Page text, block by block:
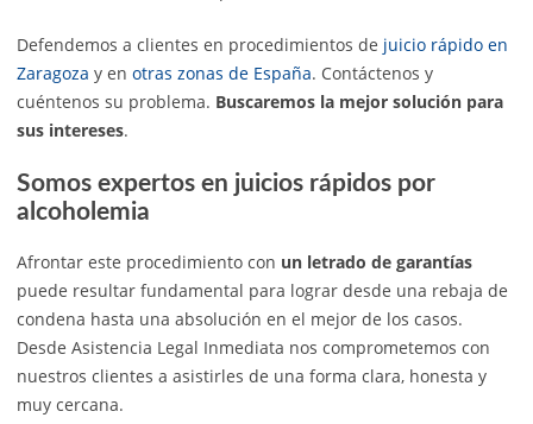
Defendemos a clientes en procedimientos de juicio rápido en
Zaragoza y en otras zonas de España. Contáctenos y
cuéntenos su problema. Buscaremos la mejor solución para
sus intereses.
Somos expertos en juicios rápidos por
alcoholemia
Afrontar este procedimiento con un letrado de garantías
puede resultar fundamental para lograr desde una rebaja de
condena hasta una absolución en el mejor de los casos.
Desde Asistencia Legal Inmediata nos comprometemos con
nuestros clientes a asistirles de una forma clara, honesta y
muy cercana.